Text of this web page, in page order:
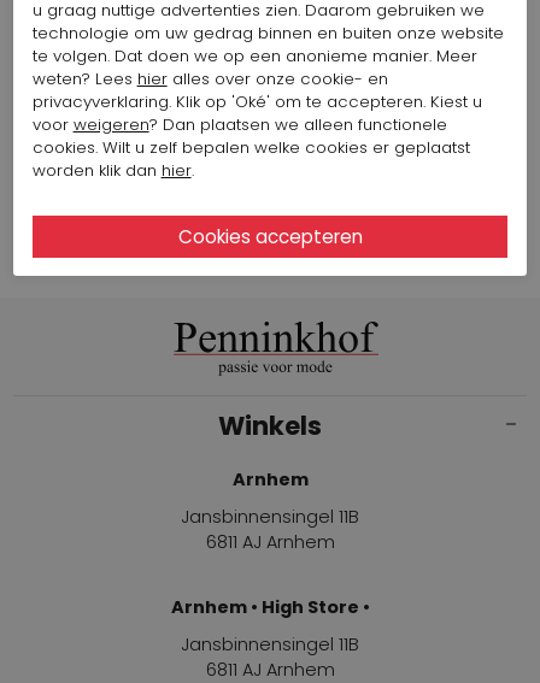
Kleur: Zwart
287,75 $
115,10 $
Bekijk alle looks van het merk Marc Cain
Winkels
Arnhem
Jansbinnensingel 11B
6811 AJ Arnhem
Arnhem • High Store •
Jansbinnensingel 11B
6811 AJ Arnhem
u graag nuttige advertenties zien. Daarom gebruiken we
technologie om uw gedrag binnen en buiten onze website
te volgen. Dat doen we op een anonieme manier. Meer
weten? Lees hieralles over onze cookie- en
privacyverklaring. Klik op 'Oké' om te accepteren. Kiest u
voor weigeren? Dan plaatsen we alleen functionele
cookies. Wilt u zelf bepalen welke cookies er geplaatst
worden klik dan hier.